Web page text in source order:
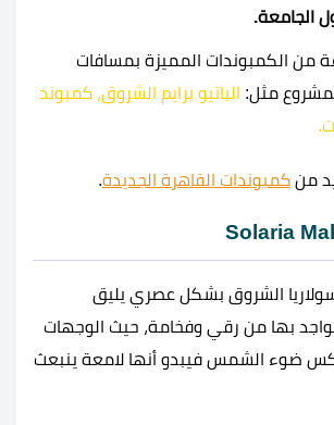
الجامعة.
من الكمبوندات المميزة بمسافات
مثل: الباتيو برايم الشروق، كمبوند
.
من كمبوندات القاهرة الجديدة.
الشروق بشكل عصري يليق
بها من رقي وفخامة، حيث الوجهات
ضوء الشمس فيبدو أنها لامعة ينبعث